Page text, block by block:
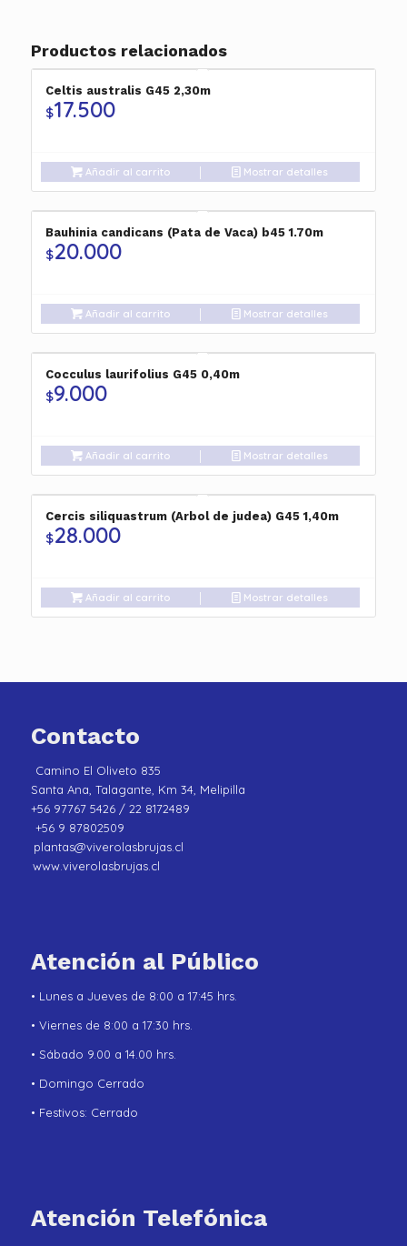
Productos relacionados
Celtis australis G45 2,30m
$17.500
Añadir al carrito Mostrar detalles
Bauhinia candicans (Pata de Vaca) b45 1.70m
$20.000
Añadir al carrito Mostrar detalles
Cocculus laurifolius G45 0,40m
$9.000
Añadir al carrito Mostrar detalles
Cercis siliquastrum (Arbol de judea) G45 1,40m
$28.000
Añadir al carrito Mostrar detalles
Contacto
Camino El Oliveto 835
Santa Ana, Talagante, Km 34, Melipilla
+56 97767 5426 / 22 8172489
+56 9 87802509
plantas@viverolasbrujas.cl
www.viverolasbrujas.cl
Atención al Público
• Lunes a Jueves de 8:00 a 17:45 hrs.
• Viernes de 8:00 a 17:30 hrs.
• Sábado 9.00 a 14.00 hrs.
• Domingo Cerrado
• Festivos: Cerrado
Atención Telefónica